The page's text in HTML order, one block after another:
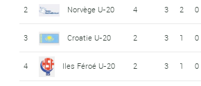
2 Norvège U-20 4 3 2 0
3 Croatie U-20 2 3 1 0
4 Iles Féroé U-20 2 3 1 0